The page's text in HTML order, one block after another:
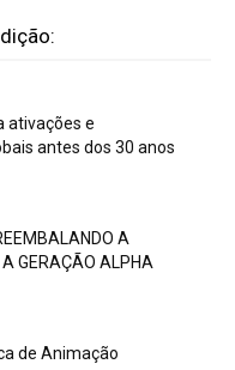
ativações e
antes dos 30 anos
A
GERAÇÃO ALPHA
de Animação